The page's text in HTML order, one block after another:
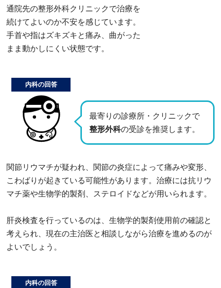
通院先の整形外科クリニックで治療を
続けてよいのか不安を感じています。
手首や指はズキズキと痛み、曲がった
まま動かしにくい状態です。
最寄りの診療所・クリニックで
整形外科の受診を推奨します。
内科の回答
関節リウマチが疑われ、関節の炎症によって痛みや変形、
こわばりが起きている可能性があります。治療には抗リウ
マチ薬や生物学的製剤、ステロイドなどが用いられます。
肝炎検査を行っているのは、生物学的製剤使用前の確認と
考えられ、現在の主治医と相談しながら治療を進めるのが
よいでしょう。
内科の回答